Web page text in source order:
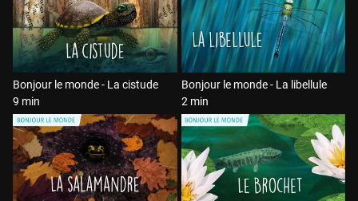
Bonjour le monde - La cistude
9 min
Bonjour le monde - La libellule
2 min